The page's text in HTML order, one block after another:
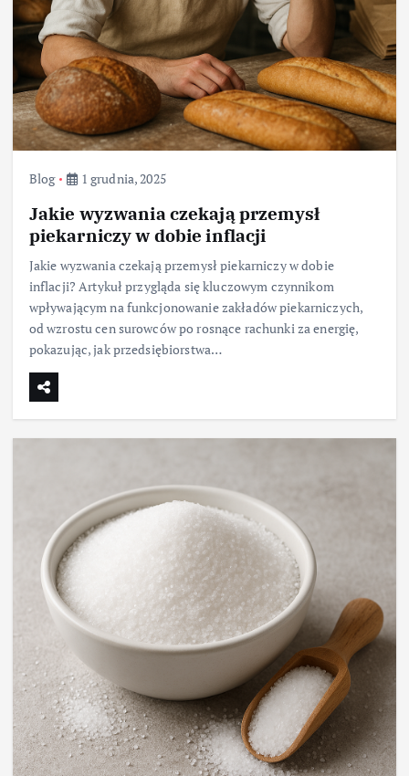
Blog 1 grudnia, 2025
Jakie wyzwania czekają przemysł
piekarniczy w dobie inflacji
Jakie wyzwania czekają przemysł piekarniczy w dobie
inflacji? Artykuł przygląda się kluczowym czynnikom
wpływającym na funkcjonowanie zakładów piekarniczych,
od wzrostu cen surowców po rosnące rachunki za energię,
pokazując, jak przedsiębiorstwa…